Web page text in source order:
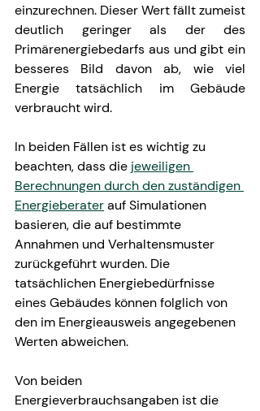
einzurechnen. Dieser Wert fällt zumeist
deutlich geringer als der des
Primärenergiebedarfs aus und gibt ein
besseres Bild davon ab, wie viel
Energie tatsächlich im Gebäude
verbraucht wird.
In beiden Fällen ist es wichtig zu
beachten, dass die jeweiligen
Berechnungen durch den zuständigen
Energieberater auf Simulationen
basieren, die auf bestimmte
Annahmen und Verhaltensmuster
zurückgeführt wurden. Die
tatsächlichen Energiebedürfnisse
eines Gebäudes können folglich von
den im Energieausweis angegebenen
Werten abweichen.
Von beiden
Energieverbrauchsangaben ist die